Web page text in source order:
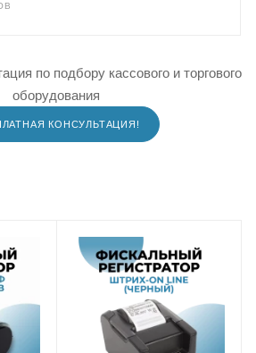
по подбору кассового и торгового
оборудования
КОНСУЛЬТАЦИЯ!